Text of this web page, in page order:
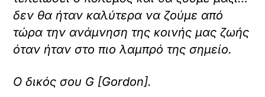
δεν θα ήταν καλύτερα να ζούμε από
τώρα την ανάμνηση της κοινής μας ζωής
όταν ήταν στο πιο λαμπρό της σημείο.
Ο δικός σου G [Gordon].